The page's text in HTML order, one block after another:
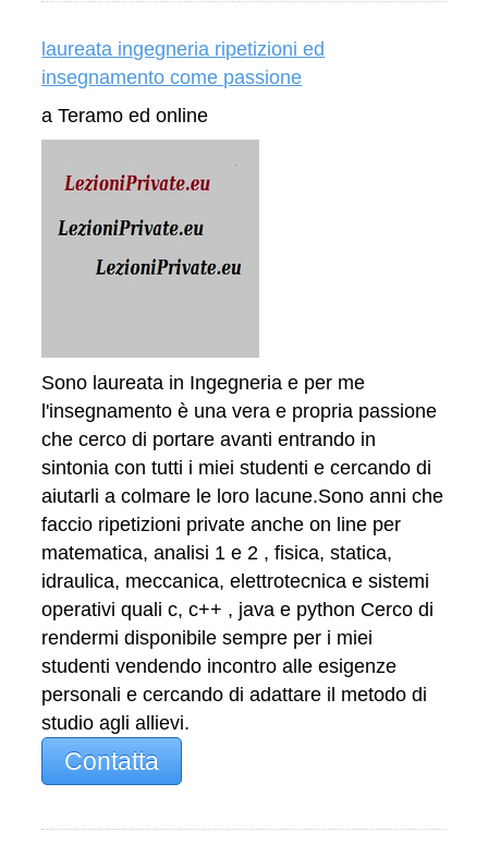
laureata ingegneria ripetizioni ed
insegnamento come passione
a Teramo ed online
Sono laureata in Ingegneria e per me
l'insegnamento è una vera e propria passione
che cerco di portare avanti entrando in
sintonia con tutti i miei studenti e cercando di
aiutarli a colmare le loro lacune.Sono anni che
faccio ripetizioni private anche on line per
matematica, analisi 1 e 2 , fisica, statica,
idraulica, meccanica, elettrotecnica e sistemi
operativi quali c, c++ , java e python Cerco di
rendermi disponibile sempre per i miei
studenti vendendo incontro alle esigenze
personali e cercando di adattare il metodo di
studio agli allievi.
Contatta